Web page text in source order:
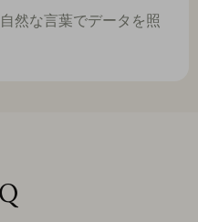
然な言葉でデータを照